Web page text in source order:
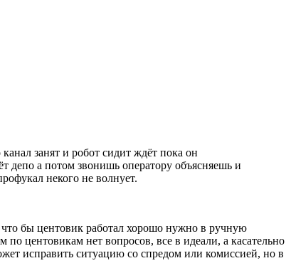
занят и робот сидит ждёт пока он
депо а потом звонишь оператору объясняешь и
некого не волнует.
бы центовик работал хорошо нужно в ручную
центовикам нет вопросов, все в идеали, а касательно
исправить ситуацию со спредом или комиссией, но в